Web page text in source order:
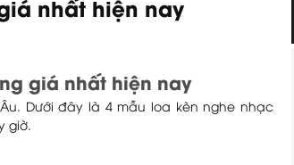
nhất hiện nay
giá nhất hiện nay
Dưới đây là 4 mẫu loa kèn nghe nhạc
giờ.